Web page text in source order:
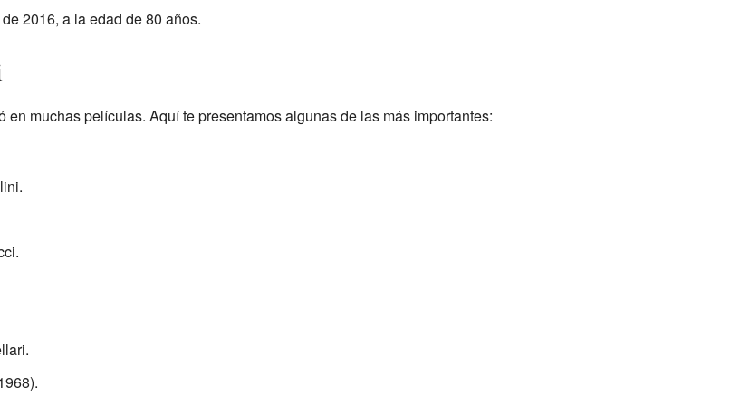
2016, a la edad de 80 años.
en muchas películas. Aquí te presentamos algunas de las más importantes: